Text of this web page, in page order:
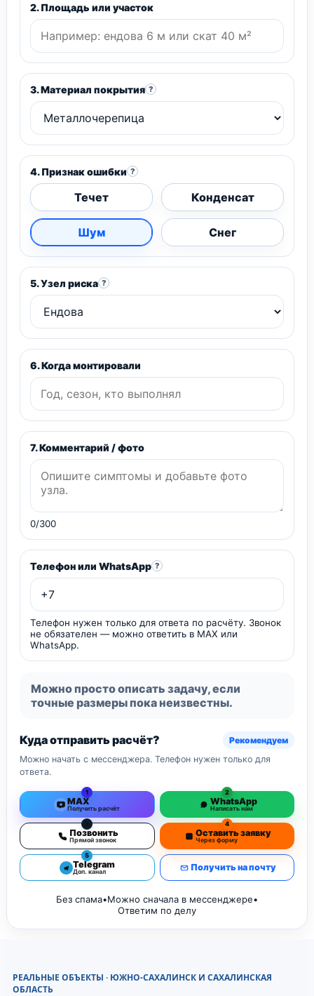
2. Площадь или участок
3. Материал покрытия ?
4. Признак ошибки ?
Течет Конденсат
Шум Снег
5. Узел риска ?
6. Когда монтировали
7. Комментарий / фото
0/300
Телефон или WhatsApp ?
Телефон нужен только для ответа по расчёту. Звонок
не обязателен — можно ответить в MAX или
WhatsApp.
Можно просто описать задачу, если
точные размеры пока неизвестны.
Куда отправить расчёт?
Рекомендуем
Можно начать с мессенджера. Телефон нужен только для
ответа.
1
MAX
Получить расчёт
2
WhatsApp
Написать нам
3
Позвонить
Прямой звонок
4
Оставить заявку
Через форму
5
Telegram
Доп. канал Получить на почту
Без спама•Можно сначала в мессенджере•
Ответим по делу
РЕАЛЬНЫЕ ОБЪЕКТЫ · ЮЖНО-САХАЛИНСК И САХАЛИНСКАЯ
ОБЛАСТЬ